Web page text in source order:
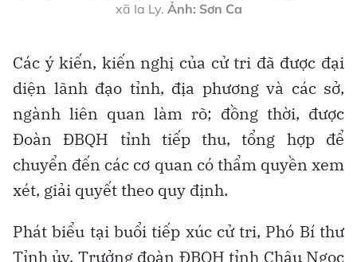
xã Ia Ly. Ảnh: Sơn Ca
Các ý kiến, kiến nghị của cử tri đã được đại
diện lãnh đạo tỉnh, địa phương và các sở,
ngành liên quan làm rõ; đồng thời, được
Đoàn ĐBQH tỉnh tiếp thu, tổng hợp để
chuyển đến các cơ quan có thẩm quyền xem
xét, giải quyết theo quy định.
Phát biểu tại buổi tiếp xúc cử tri, Phó Bí thư
Tỉnh ủy, Trưởng đoàn ĐBQH tỉnh Châu Ngọc